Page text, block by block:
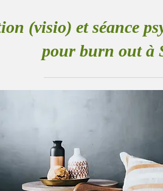
(visio) et séance
pour burn out à